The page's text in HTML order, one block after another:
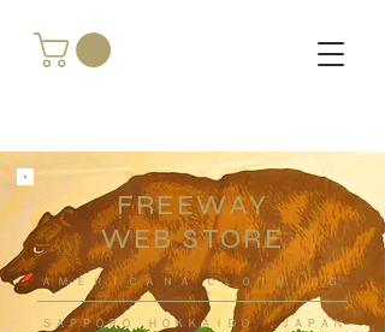
FREEWAY
WEB STORE
​ＡＭＥＲＩＣＡＮＡ ＣＬＯＴＨＩＮＧ
ＳＡＰＰＯＲＯ ＨＯＫＫＡＩＤＯ ，ＪＡＰＡＮ